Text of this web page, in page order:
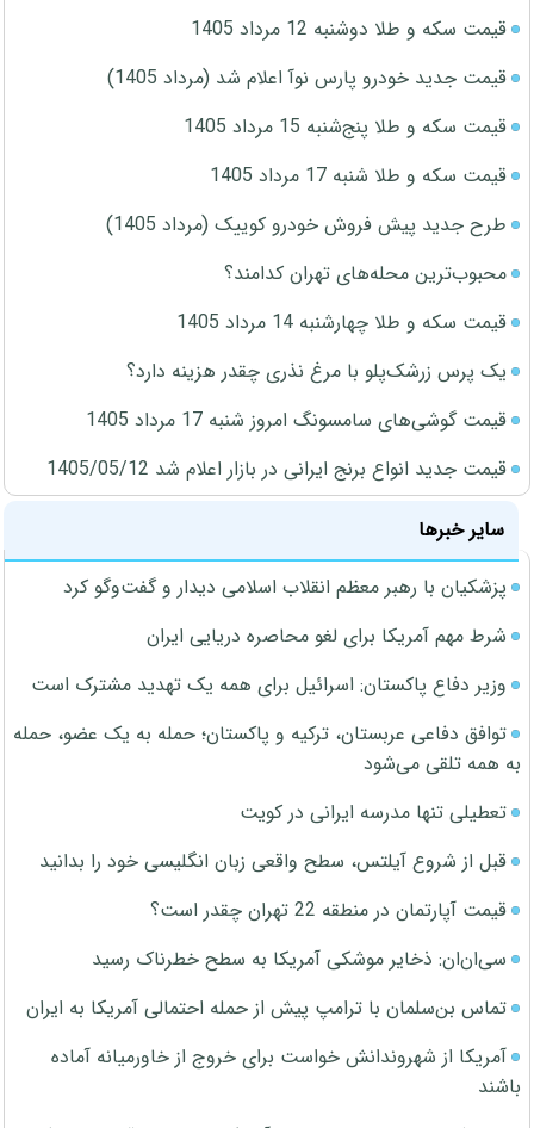
قیمت سکه و طلا دوشنبه 12 مرداد 1405
قیمت جدید خودرو پارس نوآ اعلام شد (مرداد 1405)
قیمت سکه و طلا پنج‌شنبه 15 مرداد 1405
قیمت سکه و طلا شنبه 17 مرداد 1405
طرح جدید پیش فروش خودرو کوییک (مرداد 1405)
محبوب‌ترین محله‌های تهران کدامند؟
قیمت سکه و طلا چهارشنبه 14 مرداد 1405
یک پرس زرشک‌پلو با مرغ نذری چقدر هزینه دارد؟
قیمت گوشی‌های سامسونگ امروز شنبه 17 مرداد 1405
قیمت جدید انواع برنج ایرانی در بازار اعلام شد 1405/05/12
سایر خبرها
پزشکیان با رهبر معظم انقلاب اسلامی دیدار و گفت‌وگو کرد
شرط مهم آمریکا برای لغو محاصره دریایی ایران
وزیر دفاع پاکستان: اسرائیل برای همه یک تهدید مشترک است
توافق دفاعی عربستان، ترکیه و پاکستان؛ حمله به یک عضو، حمله
به همه تلقی می‌شود
تعطیلی تنها مدرسه ایرانی در کویت
قبل از شروع آیلتس، سطح واقعی زبان انگلیسی خود را بدانید
قیمت آپارتمان در منطقه 22 تهران چقدر است؟
سی‌ان‌ان: ذخایر موشکی آمریکا به سطح خطرناک رسید
تماس بن‌سلمان با ترامپ پیش از حمله احتمالی آمریکا به ایران
آمریکا از شهروندانش خواست برای خروج از خاورمیانه آماده
باشند